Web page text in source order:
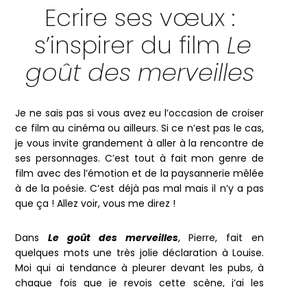
Ecrire ses vœux :
s’inspirer du film Le
goût des merveilles
Je ne sais pas si vous avez eu l’occasion de croiser
ce film au cinéma ou ailleurs. Si ce n’est pas le cas,
je vous invite grandement à aller à la rencontre de
ses personnages. C’est tout à fait mon genre de
film avec des l’émotion et de la paysannerie mêlée
à de la poésie. C’est déjà pas mal mais il n’y a pas
que ça ! Allez voir, vous me direz !
DansLe goût des merveilles, Pierre, fait en
quelques mots une très jolie déclaration à Louise.
Moi qui ai tendance à pleurer devant les pubs, à
chaque fois que je revois cette scène, j’ai les